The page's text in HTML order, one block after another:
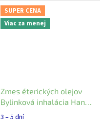
psychického vypätia.
SUPER CENA
Viac za menej
Zmes éterických olejov
Bylinková inhalácia Hanus
20ml
3 – 5 dní